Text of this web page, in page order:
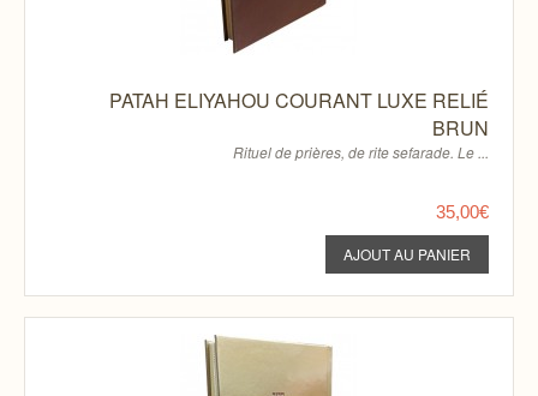
PATAH ELIYAHOU COURANT LUXE RELIÉ
BRUN
Rituel de prières, de rite sefarade. Le ...
35,00€